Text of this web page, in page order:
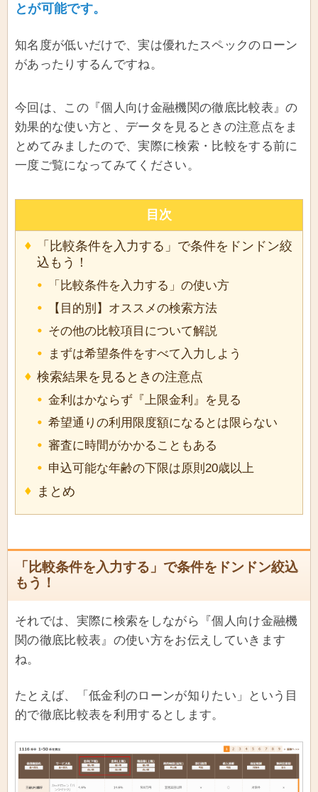
とが可能です。
知名度が低いだけで、実は優れたスペックのローン
があったりするんですね。
今回は、この『個人向け金融機関の徹底比較表』の
効果的な使い方と、データを見るときの注意点をま
とめてみましたので、実際に検索・比較をする前に
一度ご覧になってみてください。
目次
「比較条件を入力する」で条件をドンドン絞
込もう！
「比較条件を入力する」の使い方
【目的別】オススメの検索方法
その他の比較項目について解説
まずは希望条件をすべて入力しよう
検索結果を見るときの注意点
金利はかならず『上限金利』を見る
希望通りの利用限度額になるとは限らない
審査に時間がかかることもある
申込可能な年齢の下限は原則20歳以上
まとめ
「比較条件を入力する」で条件をドンドン絞込
もう！
それでは、実際に検索をしながら『個人向け金融機
関の徹底比較表』の使い方をお伝えしていきます
ね。
たとえば、「低金利のローンが知りたい」という目
的で徹底比較表を利用するとします。